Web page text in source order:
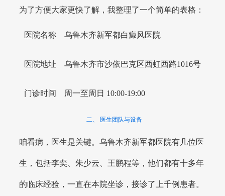
为了方便大家更快了解，我整理了一个简单的表格：
医院名称 乌鲁木齐新军都白癜风医院
医院地址 乌鲁木齐市沙依巴克区西虹西路1016号
门诊时间 周一至周日 10:00-19:00
二、 医生团队与设备
咱看病，医生是关键。乌鲁木齐新军都医院有几位医
生，包括李奕、朱少云、王鹏程等，他们都有十多年
的临床经验，一直在本院坐诊，接诊了上千例患者。